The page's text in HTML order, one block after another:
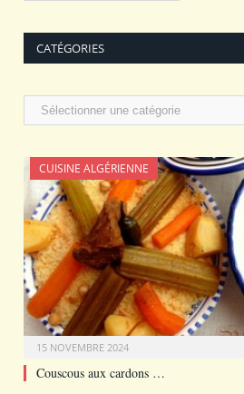
CATÉGORIES
Catégories
CUISINE ALGÉRIENNE
15 NOVEMBRE 2024
Couscous aux cardons …